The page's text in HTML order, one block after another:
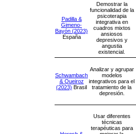
Padilla &
Gimeno-
Bayón (2023)
España
Demostrar la
funcionalidad de la
psicoterapia
integrativa en
cuadros mixtos
ansiosos
depresivos y
angustia
existencial.
Schwambach
& Queiroz
(2023) Brasil
Analizar y agrupar
modelos
integrativos para el
tratamiento de la
depresión.
Usar diferentes
técnicas
terapéuticas para